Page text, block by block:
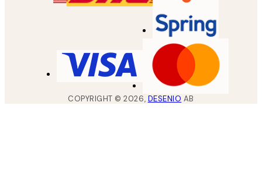
COPYRIGHT ©2026, DESENIO AB